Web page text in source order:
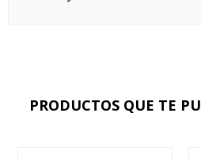
PRODUCTOS QUE TE